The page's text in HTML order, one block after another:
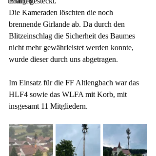
Die Kameraden löschten die noch
brennende Girlande ab. Da durch den
Blitzeinschlag die Sicherheit des Baumes
nicht mehr gewährleistet werden konnte,
wurde dieser durch uns abgetragen.
Im Einsatz für die FF Altlengbach war das
HLF4 sowie das WLFA mit Korb, mit
insgesamt 11 Mitgliedern.